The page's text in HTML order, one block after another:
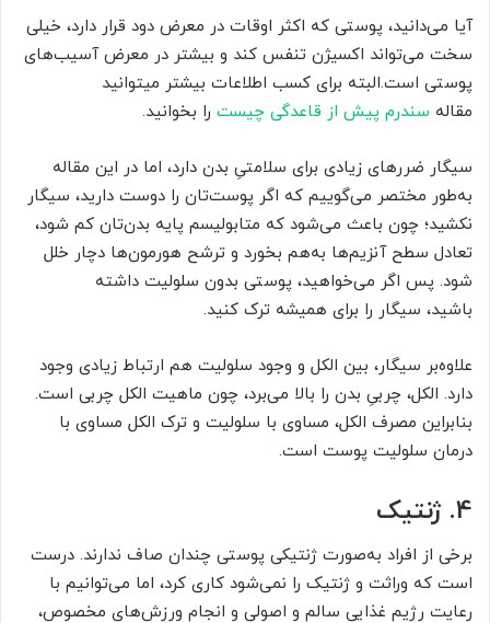
آیا می‌دانید، پوستی که اکثر اوقات در معرض دود قرار دارد، خیلی
سخت می‌تواند اکسیژن تنفس کند و بیشتر در معرض آسیب‌های
پوستی است.البته برای کسب اطلاعات بیشتر میتوانید
مقاله سندرم پیش از قاعدگی چیست را بخوانید.
سیگار ضررهای زیادی برای سلامتیِ بدن دارد، اما در این مقاله
به‌طور مختصر می‌گوییم که اگر پوست‌تان را دوست دارید، سیگار
نکشید؛ چون باعث می‌شود که متابولیسم پایه بدن‌تان کم شود،
تعادل سطح آنزیم‌ها به‌هم بخورد و ترشح هورمون‌ها دچار خلل
شود. پس اگر می‌خواهید، پوستی بدون سلولیت داشته
باشید، سیگار را برای همیشه ترک کنید.
علاوه‌بر سیگار، بین الکل و وجود سلولیت هم ارتباط زیادی وجود
دارد. الکل، چربیِ بدن را بالا می‌برد، چون ماهیت الکل چربی است.
بنابراین مصرف الکل، مساوی با سلولیت و ترک الکل مساوی با
درمان سلولیت‌ پوست است.
4. ژنتیک
برخی از افراد به‌صورت ژنتیکی پوستی چندان صاف ندارند. درست
است که وراثت و ژنتیک را نمی‌شود کاری کرد، اما می‌توانیم با
رعایت رژیم غذایی سالم و اصولی و انجام ورزش‌های مخصوص،